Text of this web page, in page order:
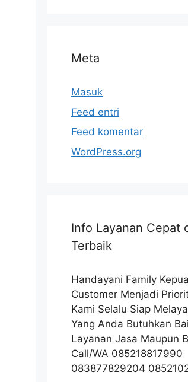
Meta
Masuk
Feed entri
Feed komentar
WordPress.org
Info Layanan Cepat
Terbaik
Handayani Family
Customer Menjadi
Kami Selalu Siap
Yang Anda Butuhkan
Layanan Jasa Maupun
Call/WA 085218817990
083877829204